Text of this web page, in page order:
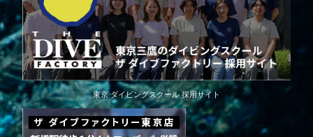
東京 ダイビングスクール 採用サイト